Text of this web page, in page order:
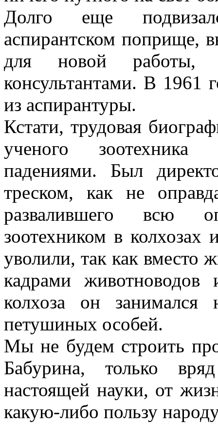
Долго еще
аспирантском поприще,
для новой работы,
консультантами. В 1961
из аспирантуры.
Кстати, трудовая
ученого зоотехника
падениями. Был
треском, как не
развалившего всю
зоотехником в
уволили, так как вместо
кадрами
колхоза он занимался
петушиных особей.
Мы не будем строить
Бабурина, только
настоящей науки, от
какую-либо пользу